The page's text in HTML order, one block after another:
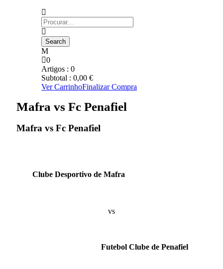
0
Artigos : 0
Subtotal : 0,00 €
Ver CarrinhoFinalizar Compra
Mafra vs Fc Penafiel
Mafra vs Fc Penafiel
Clube Desportivo de Mafra
vs
Futebol Clube de Penafiel